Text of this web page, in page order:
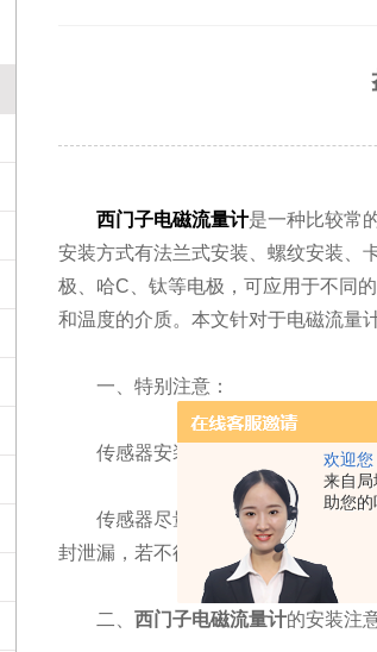
欢迎您
来自
助您的
西门子电磁流量计是一种比较常
安装方式有法兰式安装、螺纹安装、
极、哈C、钛等电极，可应用于不同
和温度的介质。本文针对于电磁流量
一、特别注意：
传感器安装点的上游较近处若装有
传感器尽量避免在架空的非常长的
封泄漏，若不得已安装时，必须在传
二、 西门子电磁流量计的安装注